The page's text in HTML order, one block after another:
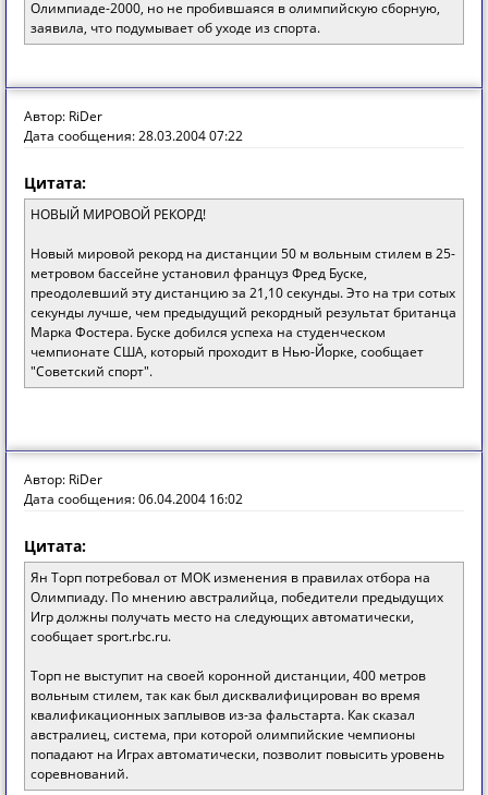
Олимпиаде-2000, но не пробившаяся в олимпийскую сборную,
заявила, что подумывает об уходе из спорта.
Автор: RiDer
Дата сообщения: 28.03.2004 07:22
Цитата:
НОВЫЙ МИРОВОЙ РЕКОРД!
Новый мировой рекорд на дистанции 50 м вольным стилем в 25-
метровом бассейне установил француз Фред Буске,
преодолевший эту дистанцию за 21,10 секунды. Это на три сотых
секунды лучше, чем предыдущий рекордный результат британца
Марка Фостера. Буске добился успеха на студенческом
чемпионате США, который проходит в Нью-Йорке, сообщает
"Советский спорт".
Автор: RiDer
Дата сообщения: 06.04.2004 16:02
Цитата:
Ян Торп потребовал от МОК изменения в правилах отбора на
Олимпиаду. По мнению австралийца, победители предыдущих
Игр должны получать место на следующих автоматически,
сообщает sport.rbc.ru.
Торп не выступит на своей коронной дистанции, 400 метров
вольным стилем, так как был дисквалифицирован во время
квалификационных заплывов из-за фальстарта. Как сказал
австралиец, система, при которой олимпийские чемпионы
попадают на Играх автоматически, позволит повысить уровень
соревнований.